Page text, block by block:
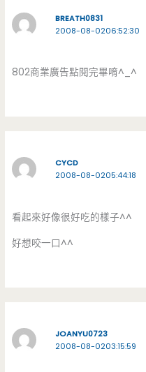
BREATH0831
2008-08-0206:52:30
802商業廣告點閱完畢唷^_^
CYCD
2008-08-0205:44:18
看起來好像很好吃的樣子^^
好想咬一口^^
JOANYU0723
2008-08-0203:15:59